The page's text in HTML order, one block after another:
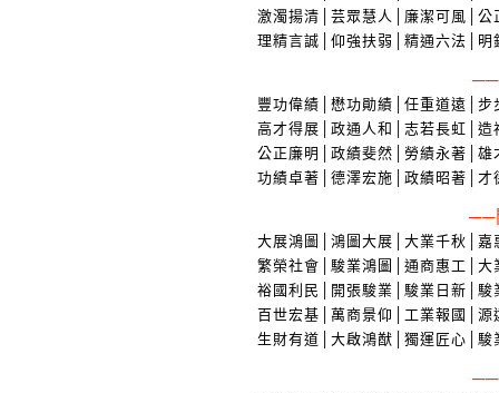
激濁揚清│芸眾慧人│廉潔可風│
理精言誠│仰強扶弱│精通六法│
豐功偉績│懋功勛績│任重道遠│
高才得展│政通人和│志若長虹│
公正廉明│政績斐然│勞績永著│
功績卓著│德澤宏施│政績昭著│
──
大展鴻圖│鴻圖大展│大業千秋│
繁榮社會│駿業鴻圖│通商惠工│
裕國利民│開張駿業│駿業日新│
百世宏基│萬商景仰│工業報國│
生財有道│大啟鴻猷│獨運匠心│